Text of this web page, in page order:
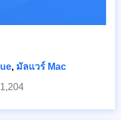
, มัลแวร์ Mac